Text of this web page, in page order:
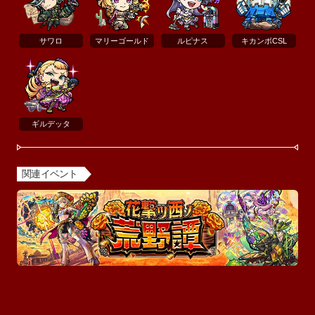
サワロ マリーゴールド ルピナス キカンボCSL
ギルデッタ
関連イベント